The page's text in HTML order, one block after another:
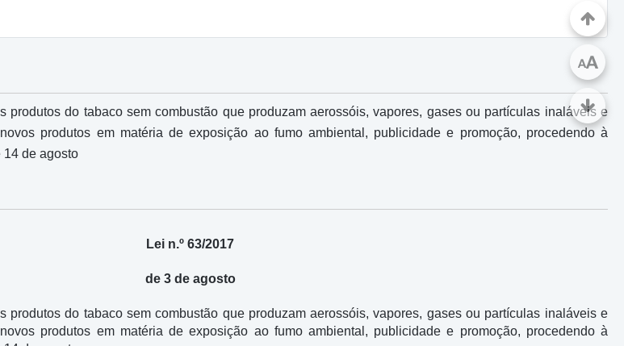
produtos do tabaco sem combustão que produzam aerossóis, vapores, gases ou partículas inaláveis e
produtos em matéria de exposição ao fumo ambiental, publicidade e promoção, procedendo à
14 de agosto
Lei n.º 63/2017
de 3 de agosto
produtos do tabaco sem combustão que produzam aerossóis, vapores, gases ou partículas inaláveis e
produtos em matéria de exposição ao fumo ambiental, publicidade e promoção, procedendo à
AA